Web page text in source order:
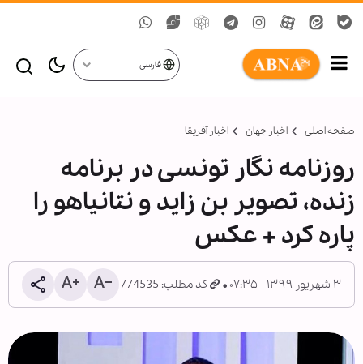
فارسی
صفحه اصلی اخبار جهان اخبار آفریقا
روزنامه نگار تونسی در برنامه
زنده، تصوير بن زايد و نتانياهو را
پاره کرد + عکس
۳ شهریور ۱۳۹۹ - ۰۷:۳۵ کد مطلب: 774535